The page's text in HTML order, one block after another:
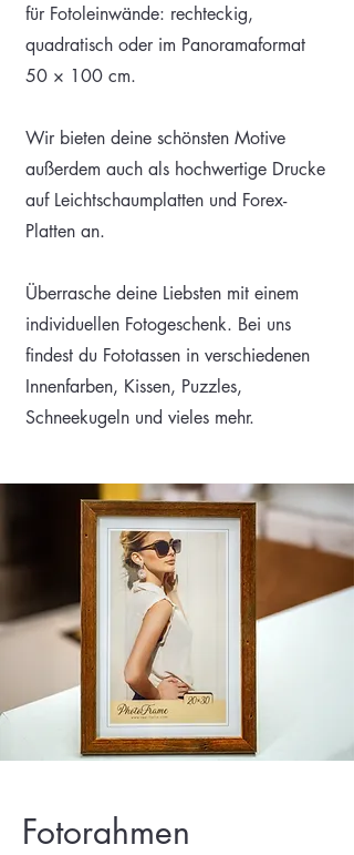
für Fotoleinwände: rechteckig,
quadratisch oder im Panoramaformat
50 × 100 cm.
Wir bieten deine schönsten Motive
außerdem auch als hochwertige Drucke
auf Leichtschaumplatten und Forex-
Platten an.
Überrasche deine Liebsten mit einem
individuellen Fotogeschenk. Bei uns
findest du Fototassen in verschiedenen
Innenfarben, Kissen, Puzzles,
Schneekugeln und vieles mehr.
Fotorahmen